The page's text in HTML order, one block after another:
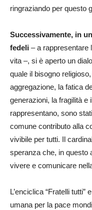
ringraziando per questo
Successivamente, in
fedeli – a rappresentare
vita –, si è aperto un
quale il bisogno
aggregazione, la fatica
generazioni, la fragilità e
rappresentano, sono
comune contributo alla
vivibile per tutti. Il
speranza che, in questo
vivere e comunicare
L’enciclica “Fratelli
umana per la pace